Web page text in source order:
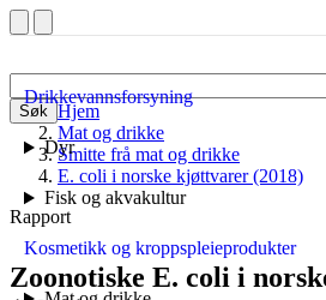
Søk
Drikkevannsforsyning
Dyr
Fisk og akvakultur
Kosmetikk og kroppspleieprodukter
Hjem
Mat og drikke
Smitte frå mat og drikke
E. coli i norske kjøttvarer (2018)
Rapport
Zoonotiske E. coli i